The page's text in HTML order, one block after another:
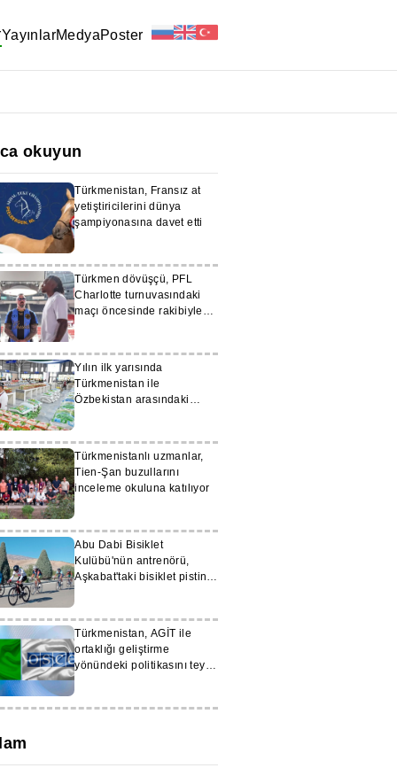
YayınlarMedyaPoster
okuyun
Türkmenistan, Fransız at
yetiştiricilerini dünya
şampiyonasına davet etti
Türkmen dövüşçü, PFL
Charlotte turnuvasındaki
maçı öncesinde rakibiyle
Yılın ilk yarısında
Türkmenistan ile
Özbekistan arasındaki
Türkmenistanlı uzmanlar,
Tien-Şan buzullarını
inceleme okuluna katılıyor
Abu Dabi Bisiklet
Kulübü'nün antrenörü,
Aşkabat'taki bisiklet pistini
Türkmenistan, AGİT ile
ortaklığı geliştirme
yönündeki politikasını teyit